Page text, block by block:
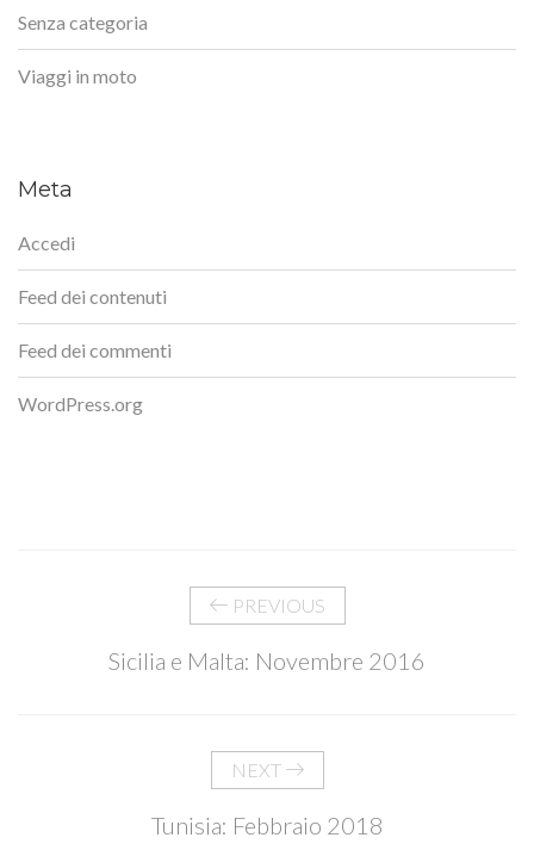
Senza categoria
Viaggi in moto
Meta
Accedi
Feed dei contenuti
Feed dei commenti
WordPress.org
PREVIOUS
Sicilia e Malta: Novembre 2016
NEXT
Tunisia: Febbraio 2018